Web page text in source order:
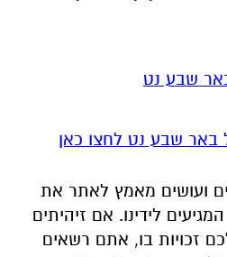
זכויות בו, אתם רשאים